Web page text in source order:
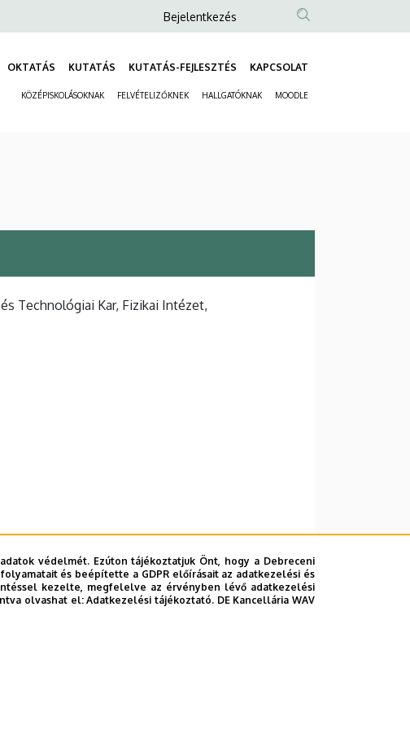
Anonim
fiók
menüje
Bejelentkezés
OKTATÁS KUTATÁS KUTATÁS-FEJLESZTÉS KAPCSOLAT
KÖZÉPISKOLÁSOKNAK FELVÉTELIZŐKNEK HALLGATÓKNAK MOODLE
Technológiai Kar, Fizikai Intézet,
védelmét. Ezúton tájékoztatjuk Önt, hogy a Debreceni
és beépítette a GDPR előírásait az adatkezelési és
kezelte, megfelelve az érvényben lévő adatkezelési
olvashat el:Adatkezelési tájékoztató. DE Kancellária WAV